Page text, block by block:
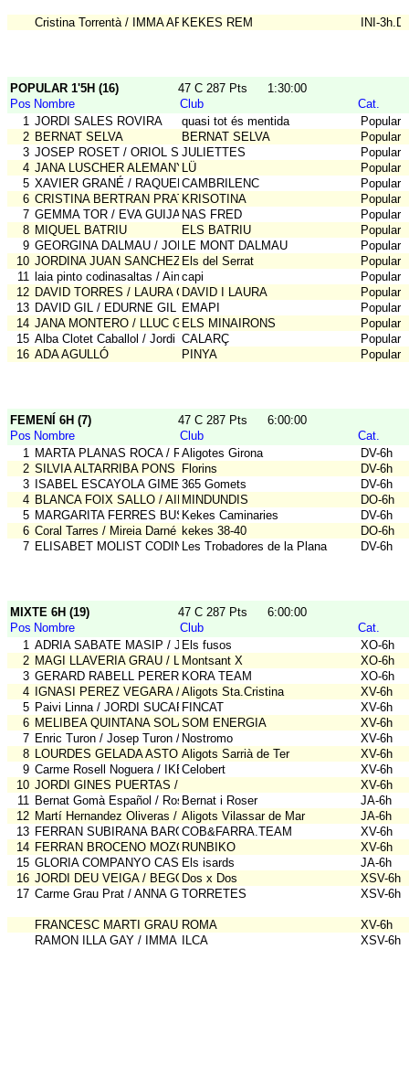
Cristina Torrentà / IMMA ARDERIU CAPDEVILA
KEKES REM INI-
POPULAR 1'5H (16) 47 C 287 Pts
1:30:00
Pos Nombre Club
Cat.
1 JORDI SALES ROVIRA quasi tot és mentida
Popular-
2 BERNAT SELVA BERNAT SELVA
Popular-
3 JOSEP ROSET / ORIOL SERAJULIETTES
Popular-
4 JANA LUSCHER ALEMANYLÜ
Popular-
5 XAVIER GRANÉ / RAQUEL MARTINEZ
CAMBRILENC
Popular-
6 CRISTINA BERTRAN PRATKRISOTINA
Popular-
7 GEMMA TOR / EVA GUIJARRONAS FRED
Popular-
8 MIQUEL BATRIU ELS BATRIU
Popular-
9 GEORGINA DALMAU / JORDI MONT / ABRIL MONT / ALEX MONT
LE MONT DALMAU
Popular-
10 JORDINA JUAN SANCHEZ / QUERUBIN JUAN FRAILE
Els del Serrat
Popular-
11 laia pinto codinasaltas / Ainet canyadell pinto / roger canyadell puy
capi
Popular-
12 DAVID TORRES / LAURA GUIUDAVID I LAURA
Popular-
13 DAVID GIL / EDURNE GIL / MARI CARMEN PEDROSA
EMAPI
Popular-
14 JANA MONTERO / LLUC GRANÉELS MINAIRONS
Popular-
15 Alba Clotet Caballol / Jordi Capdevila Costa
CALARÇ
Popular-
16 ADA AGULLÓ PINYA Popular-
FEMENÍ 6H (7) 47 C 287 Pts
6:00:00
Pos Nombre Club
Cat.
1 MARTA PLANAS ROCA / RAQUEL FONT LLADO
Aligotes Girona
DV-6h
2 SILVIA ALTARRIBA PONS / EVA SANTACREU JUVANY
Florins
DV-6h
3
ISABEL ESCAYOLA GIMENO / VICTORIA DIAZ MANERO
365 Gomets
DV-6h
4 BLANCA FOIX SALLO / AIDA URGELL LLUVERAS
MINDUNDIS
DO-6h
5 MARGARITA FERRES BUSQUETS / AGNES VILANOVA BOSCH /
Kekes Caminaries
DV-6h
6 Coral Tarres / Mireia Darné Sellabona
kekes 38-40
DO-6h
7 ELISABET MOLIST CODINACHS / Dolo PUIG
Les Trobadores de la Plana DV-6h
MIXTE 6H (19) 47 C 287 Pts
6:00:00
Pos Nombre Club
Cat.
1 ADRIA SABATE MASIP / JULIA RIUS LLETI
Els fusos
XO-6h
2 MAGI LLAVERIA GRAU / LAURA ESCOLA FERRAN
Montsant X
XO-6h
3 GERARD RABELL PERERA / NAIARA MARTINEZ BADALAMENTI
KORA TEAM
XO-6h
4
IGNASI PEREZ VEGARA / CRISTINA VALIENTE ORTEGO
Aligots Sta.Cristina
XV-6h
5 Paivi Linna / JORDI SUCARRATS LLOSES
FINCAT
XV-6h
6 MELIBEA QUINTANA SOLA / MIQUEL MARIMON GAMELL
SOM ENERGIA
XV-6h
7 Enric Turon / Josep Turon / Sasha Cristòfol
Nostromo
XV-6h
8 LOURDES GELADA ASTOR / JOSEP MARIA SANTIAGO
Aligots Sarrià de Ter
XV-6h
9 Carme Rosell Noguera / IKER ASPACHS MONTCUSI
Celobert
XV-6h
10 JORDI GINES PUERTAS / MAITE TORREJON LAZARO / JORDI
XV-6h
11 Bernat Gomà Español / Roser ESpañol Bada
Bernat i Roser
JA-6h
12 Martí Hernandez Oliveras / Daniel Hernández Torrent
Aligots Vilassar de Mar
JA-6h
13 FERRAN SUBIRANA BARGALLO / DELFI Expósito Jurado
COB&FARRA.TEAM
XV-6h
14 FERRAN BROCENO MOZOS / IRENE IRENE LINARES ESTEBAN
RUNBIKO
XV-6h
15 GLORIA COMPANYO CASANOVAS / ROGER MACIA-ROSELL
Els isards
JA-6h
16 JORDI DEU VEIGA / BEGONYA ALMOR ARIAS
Dos x Dos
XSV-6h
17 Carme Grau Prat / ANNA GARRIGA SALA / PERE LLORENS
TORRETES XSV-6h
FRANCESC MARTI GRAU / ANNA MARIA ROMANI CORNET
ROMA
XV-6h
RAMON ILLA GAY / IMMA CAMPS OTEGUI
ILCA XSV-6h